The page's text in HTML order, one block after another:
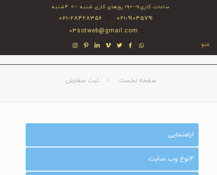
ساعات کاری:۹-->۱۹ روزهای کاری شنبه --> ۴شنبه
۰۲۱-۹۱۰۳۵۷۹۱
۰۲۱-۲۸۴۲۸۳۵۶
03sotweb@gmail.com
منو
صفحه نخست ثبت سفارش
1راهنمایی
2نوع وب سایت